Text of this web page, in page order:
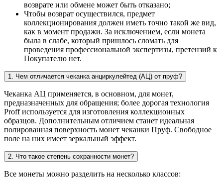
возврате или обмене может быть отказано;
Чтобы возврат осуществился, предмет
коллекционирования должен иметь точно такой же вид,
как в момент продажи. За исключением, если монета
была в слабе, который пришлось сломать для
проведения профессиональной экспертизы, претензий к
Покупателю нет.
1. Чем отличается чеканка анциркулейтед (АЦ) от пруф?
Чеканка АЦ применяется, в основном, для монет,
предназначенных для обращения; более дорогая технология
Proff используется для изготовления коллекционных
образцов. Дополнительным отличием станет идеальная
полированная поверхность монет чеканки Пруф. Свободное
поле на них имеет зеркальный эффект.
2. Что такое степень сохранности монет?
Все монеты можно разделить на несколько классов: